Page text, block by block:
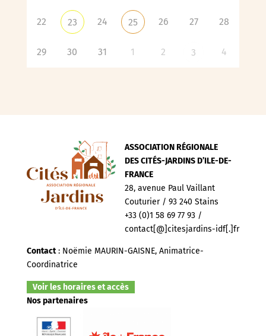
22 23 24 25 26 27 28
29 30 31 1 2 3 4
ASSOCIATION RÉGIONALE
DES CITÉS-JARDINS D’ILE-DE-
FRANCE
28, avenue Paul Vaillant
Couturier / 93 240 Stains
+33 (0)1 58 69 77 93 /
contact[@]citesjardins-idf[.]fr
Contact: Noëmie MAURIN-GAISNE, Animatrice-
Coordinatrice
Voir les horaires et accès
Nos partenaires